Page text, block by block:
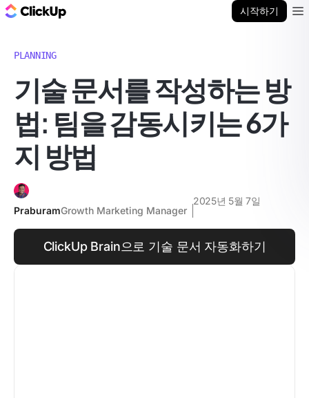
시작하기
PLANNING
기술 문서를 작성하는 방
법: 팀을 감동시키는 6가
지 방법
PraburamGrowth Marketing Manager
2025년 5월 7일
ClickUp Brain으로 기술 문서 자동화하기